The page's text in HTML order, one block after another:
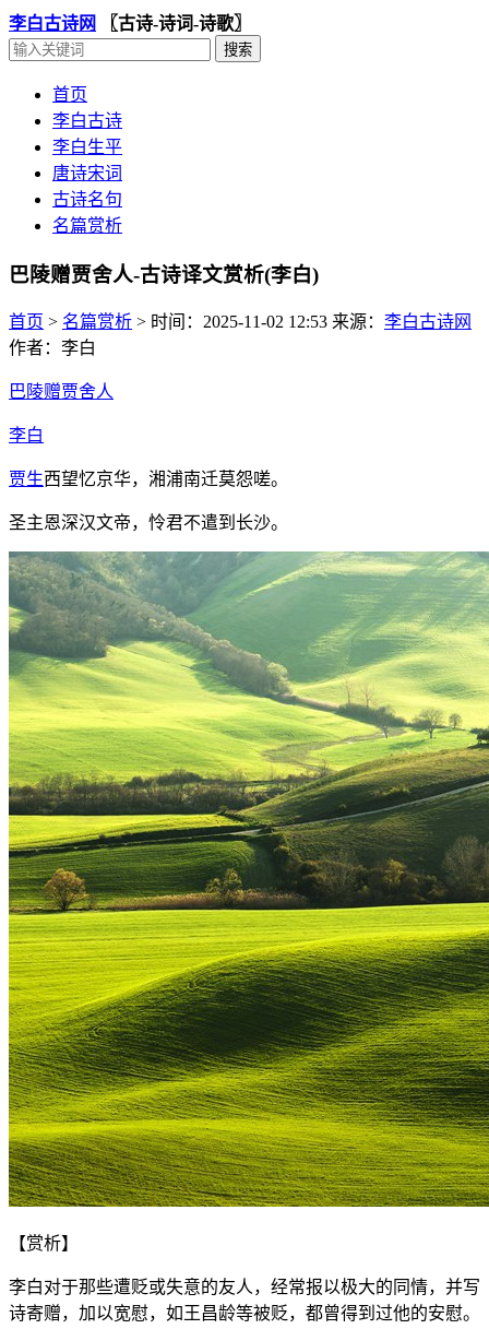
李白古诗网 〖古诗-诗词-诗歌〗
首页
李白古诗
李白生平
唐诗宋词
古诗名句
名篇赏析
巴陵赠贾舍人-古诗译文赏析(李白)
首页 > 名篇赏析 > 时间：2025-11-02 12:53 来源： 李白古诗网
作者：李白
巴陵赠贾舍人
李白
贾生西望忆京华，湘浦南迁莫怨嗟。
圣主恩深汉文帝，怜君不遣到长沙。
【赏析】
李白对于那些遭贬或失意的友人，经常报以极大的同情，并写
诗寄赠，加以宽慰，如王昌龄等被贬，都曾得到过他的安慰。